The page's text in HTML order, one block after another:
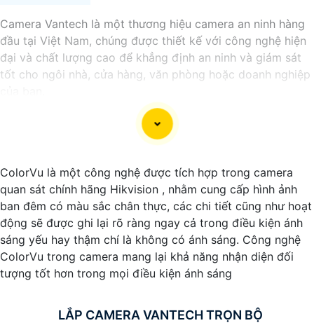
Camera Vantech là một thương hiệu camera an ninh hàng
đầu tại Việt Nam, chúng được thiết kế với công nghệ hiện
đại và chất lượng cao để khẳng định an ninh và giám sát
tốt cho ngôi nhà, cửa hàng, văn phòng hoặc doanh nghiệp
Vantech Việt Nam cung cấp các dòng sản phẩm camera
giám sát chất lượng cao như camera IP, camera HD-TVI,
camera AHD, camera wifi, camera thông minh, và nhiều
tiêu chuẩn chất lượng cao, đáng tin cậy và dễ sử dụng.
Điểm mạnh của Camera Vantech là chất lượng dịch vụ tốt
và hỗ trợ khách hàng chu đáo. Đội ngũ nhân viên kỹ thuật
chuyên nghiệp của Vantech sẽ giúp bạn lựa chọn giải pháp
camera phù hợp với nhu cầu và ngân sách của bạn.
Nếu bạn đang tìm kiếm một giải pháp giám sát an ninh tốt
cho ngôi nhà hoặc doanh nghiệp của mình, Camera
ColorVu là một công nghệ được tích hợp trong camera
quan sát chính hãng Hikvision , nhằm cung cấp hình ảnh
ban đêm có màu sắc chân thực, các chi tiết cũng như hoạt
động sẽ được ghi lại rõ ràng ngay cả trong điều kiện ánh
sáng yếu hay thậm chí là không có ánh sáng. Công nghệ
ColorVu trong camera mang lại khả năng nhận diện đối
tượng tốt hơn trong mọi điều kiện ánh sáng
LẮP CAMERA VANTECH TRỌN BỘ